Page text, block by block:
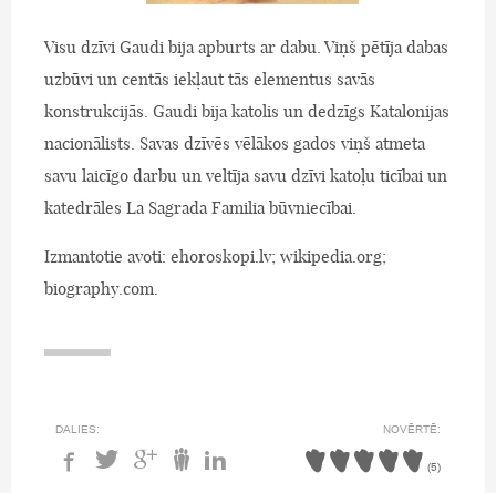
Visu dzīvi Gaudi bija apburts ar dabu. Viņš pētīja dabas
uzbūvi un centās iekļaut tās elementus savās
konstrukcijās. Gaudi bija katolis un dedzīgs Katalonijas
nacionālists. Savas dzīvēs vēlākos gados viņš atmeta
savu laicīgo darbu un veltīja savu dzīvi katoļu ticībai un
katedrāles La Sagrada Familia būvniecībai.
Izmantotie avoti: ehoroskopi.lv; wikipedia.org;
biography.com.
DALIES: NOVĒRTĒ:
(5)